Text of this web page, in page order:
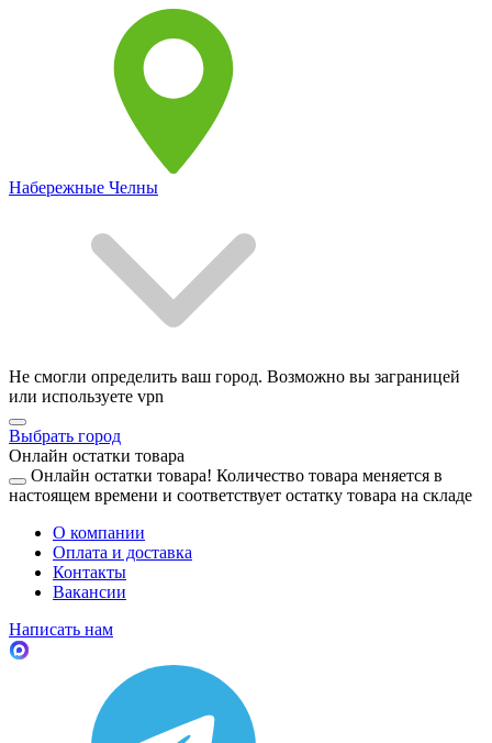
Набережные Челны
Не смогли определить ваш город. Возможно вы заграницей
или используете vpn
Выбрать город
Онлайн остатки товара
Онлайн остатки товара! Количество товара меняется в
настоящем времени и соответствует остатку товара на складе
О компании
Оплата и доставка
Контакты
Вакансии
Написать нам